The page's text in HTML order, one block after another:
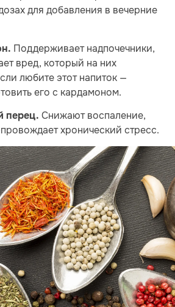
для добавления в вечерние
Поддерживает надпочечники,
вред, который на них
любите этот напиток —
его с кардамоном.
перец. Снижают воспаление,
хронический стресс.